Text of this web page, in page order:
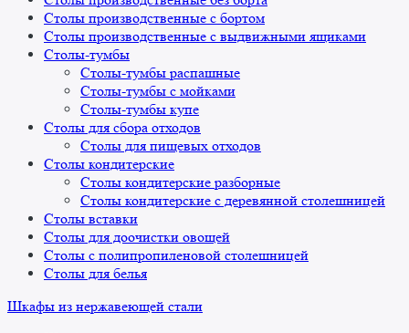
Столы производственные с бортом
Столы производственные с выдвижными ящиками
Столы-тумбы
Столы-тумбы распашные
Столы-тумбы с мойками
Столы-тумбы купе
Столы для сбора отходов
Столы для пищевых отходов
Столы кондитерские
Столы кондитерские разборные
Столы кондитерские с деревянной столешницей
Столы вставки
Столы для доочистки овощей
Столы с полипропиленовой столешницей
Столы для белья
Шкафы из нержавеющей стали